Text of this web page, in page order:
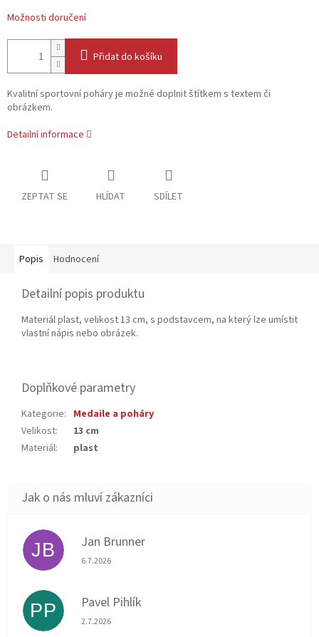
Možnosti doručení
Přidat do košíku
Kvalitní sportovní poháry je možné doplnit štítkem s textem či
obrázkem.
Detailní informace
ZEPTAT SE HLÍDAT SDÍLET
Popis Hodnocení
Detailní popis produktu
Materiál plast, velikost 13 cm, s podstavcem, na který lze umístit
vlastní nápis nebo obrázek.
Doplňkové parametry
Kategorie: Medaile a poháry
Velikost:
13 cm
Materiál: plast
JB Jan Brunner
Hodnocení obchodu je 5 z 5 hvězdiček.
6.7.2026
PP Pavel Pihlík
Hodnocení obchodu je 5 z 5 hvězdiček.
2.7.2026